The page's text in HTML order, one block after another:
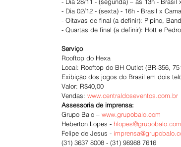
- Dia 02/12 - (sexta) - 16h - Brasil x
- Oitavas de final (a definir): Pipino,
- Quartas de final (a definir): Hott e
Serviço
Rooftop do Hexa
Local: Rooftop do BH Outlet (BR-356,
Exibição dos jogos do Brasil em dois
Valor: R$40,00
Vendas: www.centraldoseventos.com.br
Assessoria de imprensa:
Grupo Balo – www.grupobalo.com
Heberton Lopes - hlopes@grupobalo.com
Felipe de Jesus -
(31) 3637 8008 - (31) 98988 7616